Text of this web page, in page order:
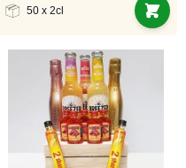
50 x 2cl